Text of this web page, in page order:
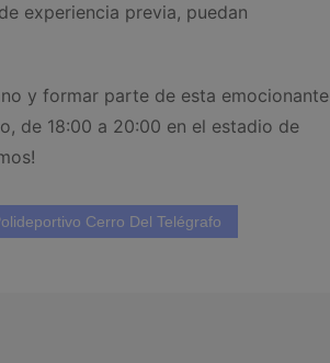
experiencia previa, puedan
y formar parte de esta emocionante
de 18:00 a 20:00 en el estadio de
Cerro Del Telégrafo